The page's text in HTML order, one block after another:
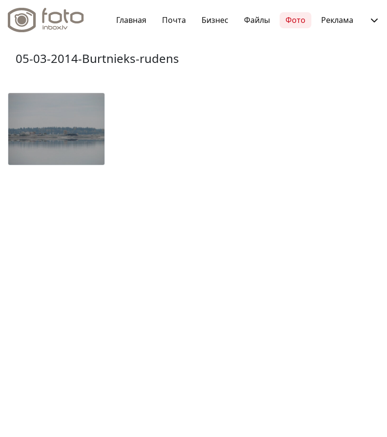
Главная Почта Бизнес Файлы Фото Реклама
05-03-2014-Burtnieks-rudens